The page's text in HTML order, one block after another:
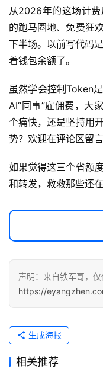
从2026年的这场计
的跑马圈地、免费狂
下半场。以前写代码
着钱包余额了。
虽然学会控制Token
AI“同事”雇佣费，大
个痛快，还是坚持用
势？欢迎在评论区留
如果觉得这三个省额
和转发，救救那些还
声明：来自铁军哥，仅
https://
生成海报
相关推荐